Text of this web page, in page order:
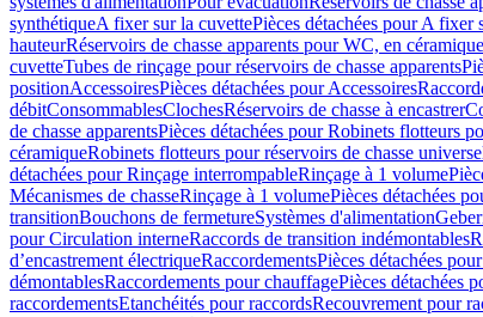
synthétiqueA fixer sur la cuvettePièces détachées pour A fixer
hauteurRéservoirs de chasse apparents pour WC, en céramique
cuvetteTubes de rinçage pour réservoirs de chasse apparents
positionAccessoiresPièces détachées pour Accessoires
débitConsommablesClochesRéservoirs de chasse à encastrer
de chasse apparentsPièces détachées pour Robinets flotteurs
céramiqueRobinets flotteurs pour réservoirs de chasse
détachées pour Rinçage interrompableRinçage à 1 volume
Mécanismes de chasseRinçage à 1 volumePièces détachées
transitionBouchons de fermetureSystèmes d'alimentation
pour Circulation interneRaccords de transition indémontables
d’encastrement électriqueRaccordementsPièces détachées
démontablesRaccordements pour chauffagePièces détachées
raccordementsEtanchéités pour raccordsRecouvrement pour